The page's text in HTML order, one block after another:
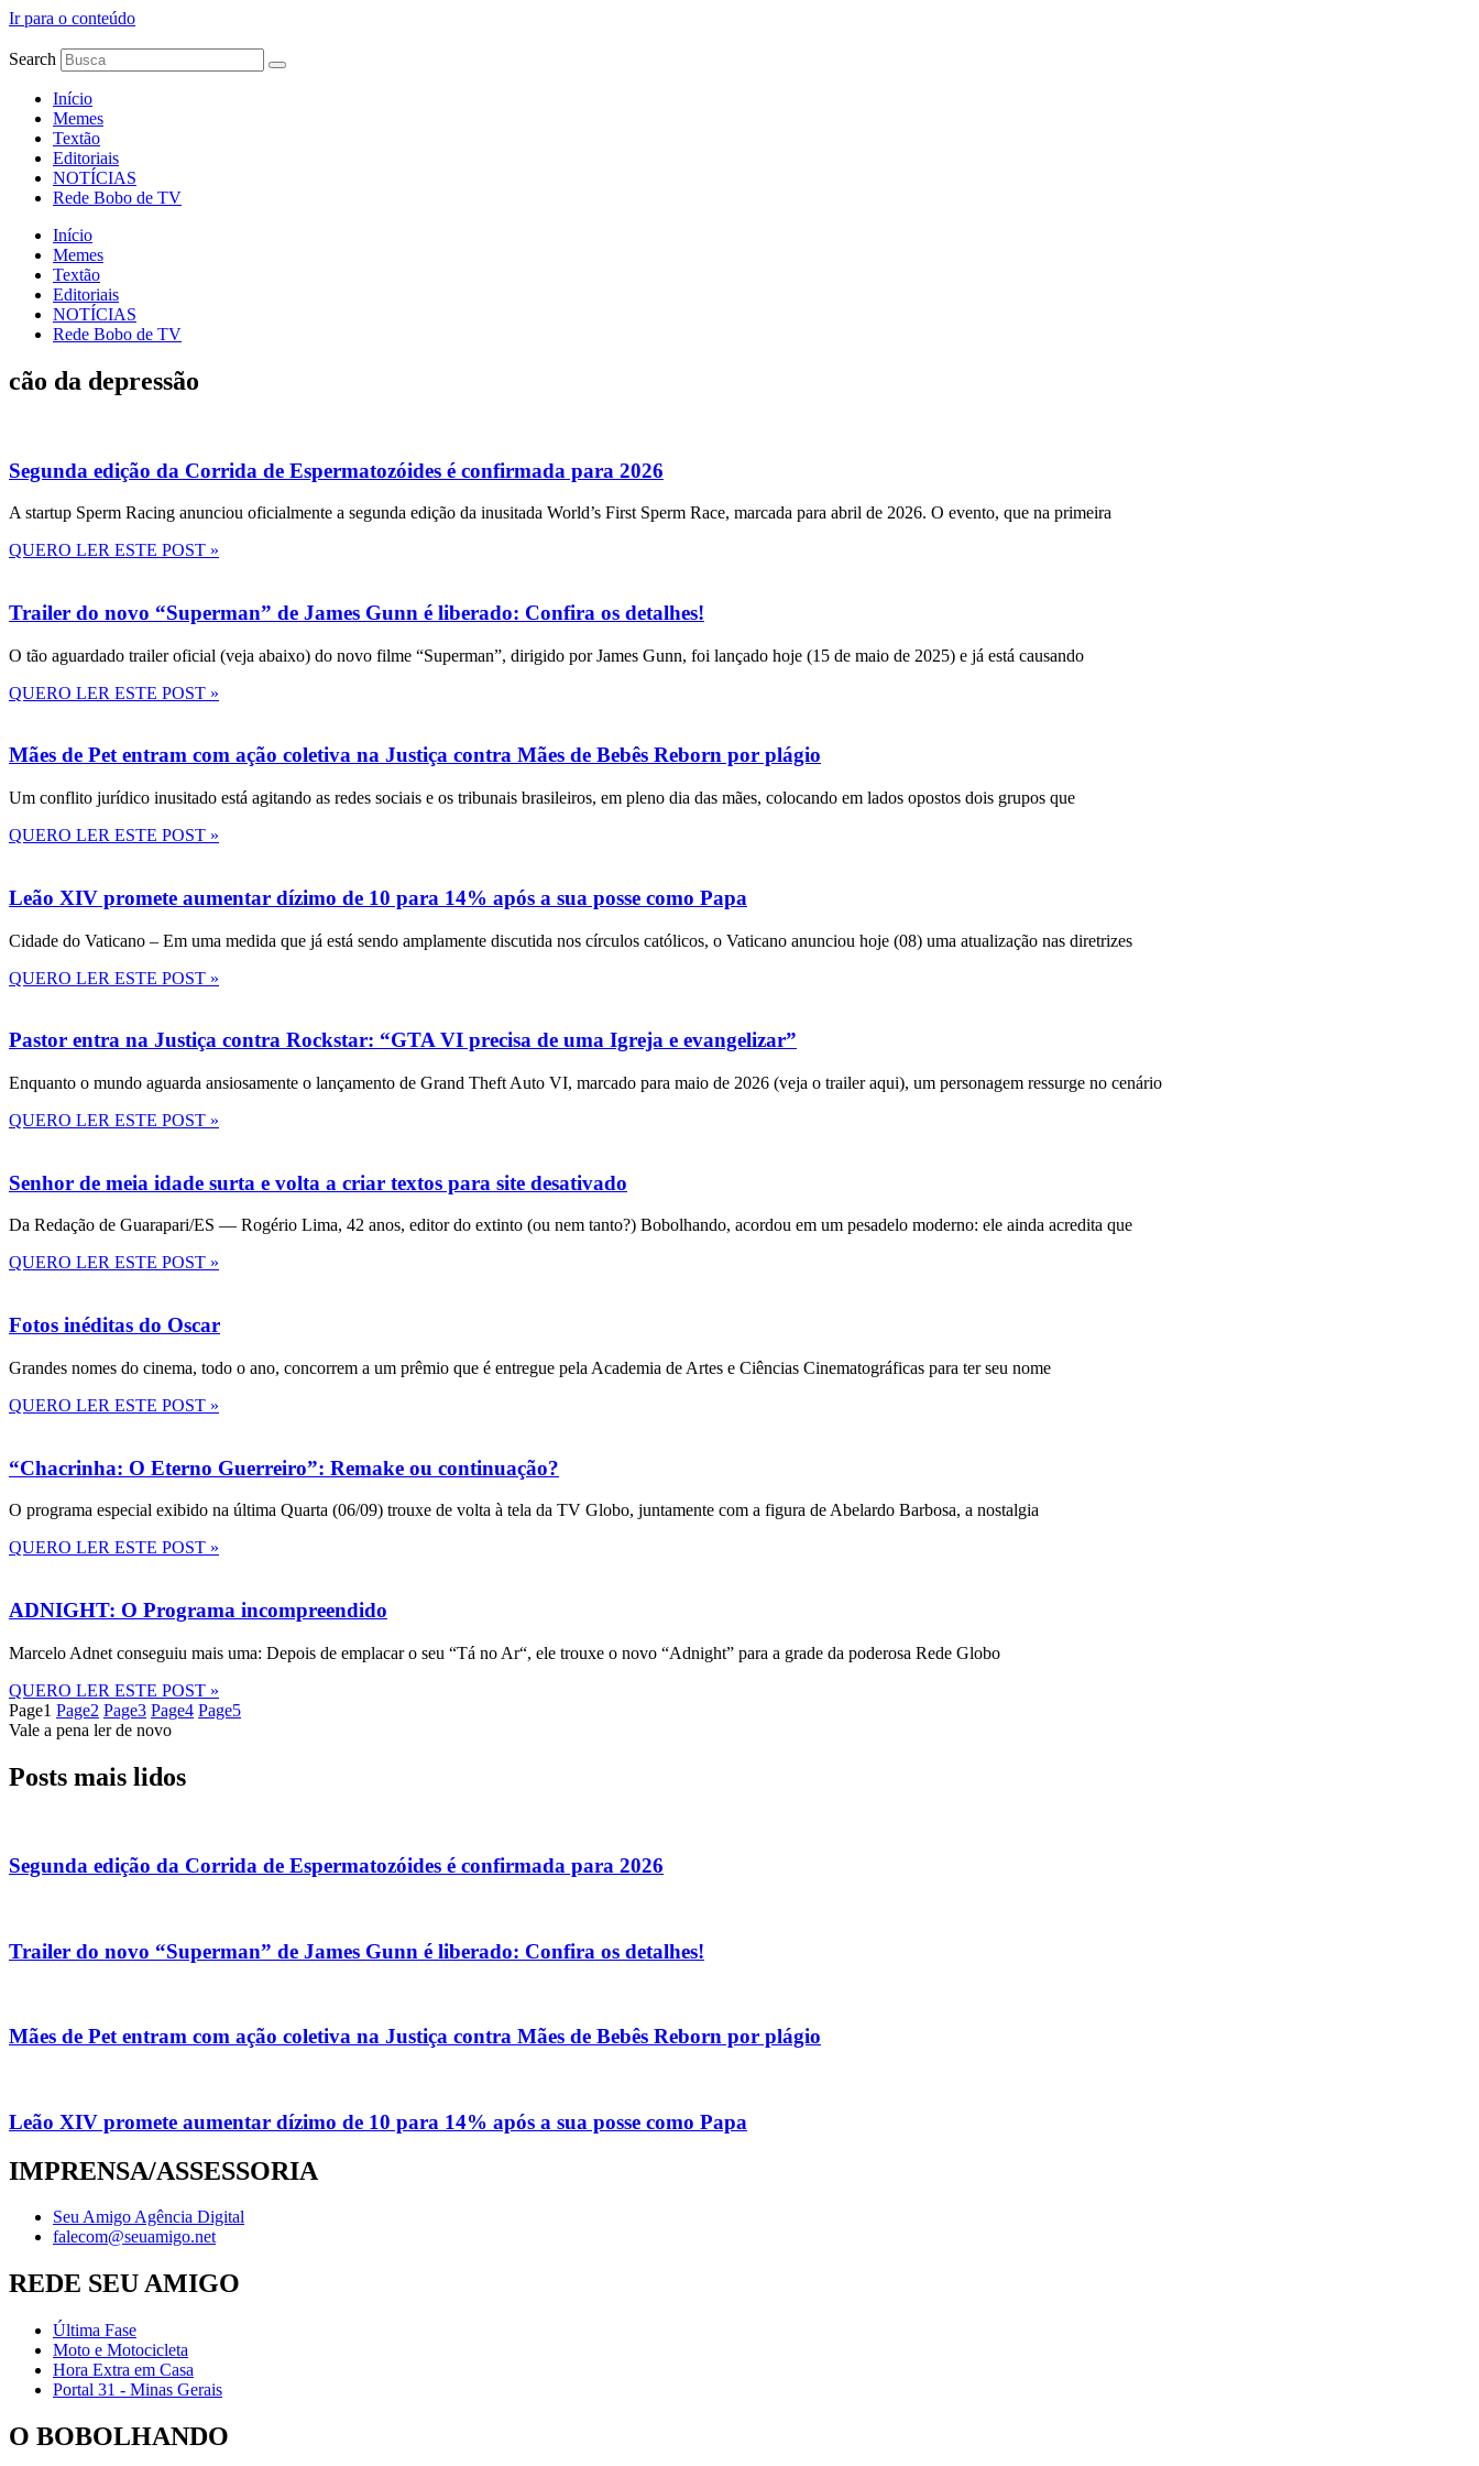
Ir para o conteúdo
Search
Início
Memes
Textão
Editoriais
NOTÍCIAS
Rede Bobo de TV
Início
Memes
Textão
Editoriais
NOTÍCIAS
Rede Bobo de TV
cão da depressão
Segunda edição da Corrida de Espermatozóides é confirmada para 2026
A startup Sperm Racing anunciou oficialmente a segunda edição da inusitada World’s First Sperm Race, marcada para abril de 2026. O evento, que na primeira
QUERO LER ESTE POST »
Trailer do novo “Superman” de James Gunn é liberado: Confira os detalhes!
O tão aguardado trailer oficial (veja abaixo) do novo filme “Superman”, dirigido por James Gunn, foi lançado hoje (15 de maio de 2025) e já está causando
QUERO LER ESTE POST »
Mães de Pet entram com ação coletiva na Justiça contra Mães de Bebês Reborn por plágio
Um conflito jurídico inusitado está agitando as redes sociais e os tribunais brasileiros, em pleno dia das mães, colocando em lados opostos dois grupos que
QUERO LER ESTE POST »
Leão XIV promete aumentar dízimo de 10 para 14% após a sua posse como Papa
Cidade do Vaticano – Em uma medida que já está sendo amplamente discutida nos círculos católicos, o Vaticano anunciou hoje (08) uma atualização nas diretrizes
QUERO LER ESTE POST »
Pastor entra na Justiça contra Rockstar: “GTA VI precisa de uma Igreja e evangelizar”
Enquanto o mundo aguarda ansiosamente o lançamento de Grand Theft Auto VI, marcado para maio de 2026 (veja o trailer aqui), um personagem ressurge no cenário
QUERO LER ESTE POST »
Senhor de meia idade surta e volta a criar textos para site desativado
Da Redação de Guarapari/ES — Rogério Lima, 42 anos, editor do extinto (ou nem tanto?) Bobolhando, acordou em um pesadelo moderno: ele ainda acredita que
QUERO LER ESTE POST »
Fotos inéditas do Oscar
Grandes nomes do cinema, todo o ano, concorrem a um prêmio que é entregue pela Academia de Artes e Ciências Cinematográficas para ter seu nome
QUERO LER ESTE POST »
“Chacrinha: O Eterno Guerreiro”: Remake ou continuação?
O programa especial exibido na última Quarta (06/09) trouxe de volta à tela da TV Globo, juntamente com a figura de Abelardo Barbosa, a nostalgia
QUERO LER ESTE POST »
ADNIGHT: O Programa incompreendido
Marcelo Adnet conseguiu mais uma: Depois de emplacar o seu “Tá no Ar“, ele trouxe o novo “Adnight” para a grade da poderosa Rede Globo
QUERO LER ESTE POST »
Page1 Page2 Page3 Page4 Page5
Vale a pena ler de novo
Posts mais lidos
Segunda edição da Corrida de Espermatozóides é confirmada para 2026
Trailer do novo “Superman” de James Gunn é liberado: Confira os detalhes!
Mães de Pet entram com ação coletiva na Justiça contra Mães de Bebês Reborn por plágio
Leão XIV promete aumentar dízimo de 10 para 14% após a sua posse como Papa
IMPRENSA/ASSESSORIA
Seu Amigo Agência Digital
falecom@seuamigo.net
REDE SEU AMIGO
Última Fase
Moto e Motocicleta
Hora Extra em Casa
Portal 31 - Minas Gerais
O BOBOLHANDO